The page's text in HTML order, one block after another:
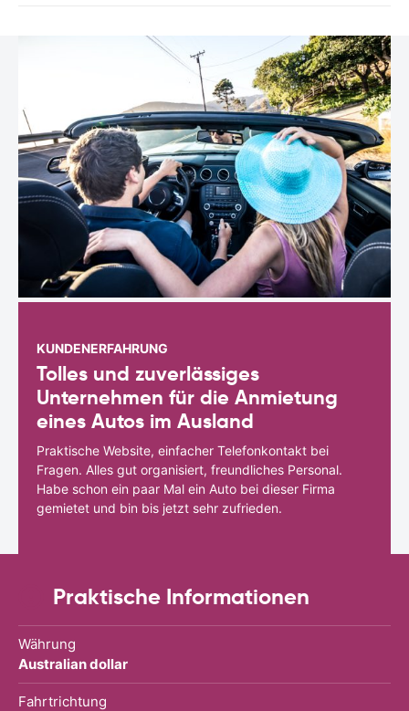
KUNDENERFAHRUNG
Tolles und zuverlässiges
Unternehmen für die Anmietung
eines Autos im Ausland
Praktische Website, einfacher Telefonkontakt bei
Fragen. Alles gut organisiert, freundliches Personal.
Habe schon ein paar Mal ein Auto bei dieser Firma
gemietet und bin bis jetzt sehr zufrieden.
Praktische Informationen
Währung
Australian dollar
Fahrtrichtung